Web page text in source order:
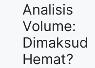
Hemat?